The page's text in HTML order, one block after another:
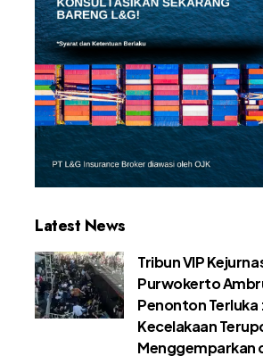
Latest News
Tribun VIP
Purwokerto
Penonton Terluka
Kecelakaan
Menggemparkan